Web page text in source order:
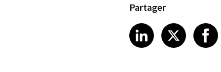
Partager
Share article
LinkedIn
Share
X